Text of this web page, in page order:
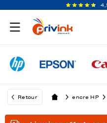
Retour encre HP